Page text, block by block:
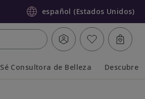
español (Estados Unidos)
Sé Consultora de Belleza Descubre